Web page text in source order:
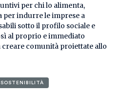
per chi lo alimenta,
per indurre le imprese a
sotto il profilo sociale e
al proprio e immediato
comunità proiettate allo
SOSTENIBILITÀ